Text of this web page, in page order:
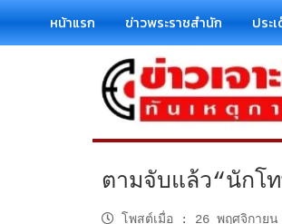
หน้าแรก ข่าวพระราชสำนัก ประ
ตามจับแล้ว“นักโ
โพสต์เมื่อ : 26 พฤศจิกายน